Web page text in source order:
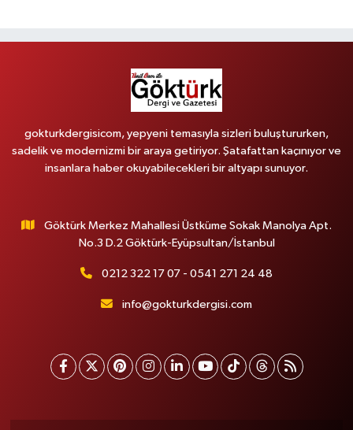
gokturkdergisicom, yepyeni temasıyla sizleri buluştururken,
sadelik ve modernizmi bir araya getiriyor. Şatafattan kaçınıyor ve
insanlara haber okuyabilecekleri bir altyapı sunuyor.
Göktürk Merkez Mahallesi Üstküme Sokak Manolya Apt.
No.3 D.2 Göktürk-Eyüpsultan/İstanbul
0212 322 17 07 - 0541 271 24 48
info@gokturkdergisi.com